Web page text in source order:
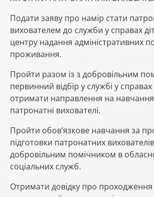
Подати заяву про намір стати
вихователем до служби у справах
центру надання адміністративних
проживання.
Пройти разом із з добровільним
первинний відбір у службі у справах
отримати направлення на навчання
патронатні вихователі.
Пройти обов’язкове навчання за
підготовки патронатних
добровільним помічником в
соціальних служб.
Отримати довідку про